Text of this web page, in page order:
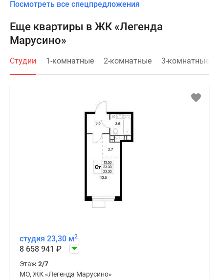
Посмотреть все спецпредложения
Еще квартиры в ЖК «Легенда
Марусино»
Студии 1-комнатные 2-комнатные 3-комнатные
студия 23,30 м2
8 658 941 ₽
Этаж2/7
МО, ЖК «Легенда Марусино»